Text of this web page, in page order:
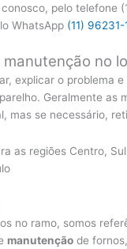
pelo telefone
WhatsApp (11) 96231-
no
explicar o problema e
Geralmente as
mas se necessário,
as regiões Centro,
no ramo, somos
manutenção de